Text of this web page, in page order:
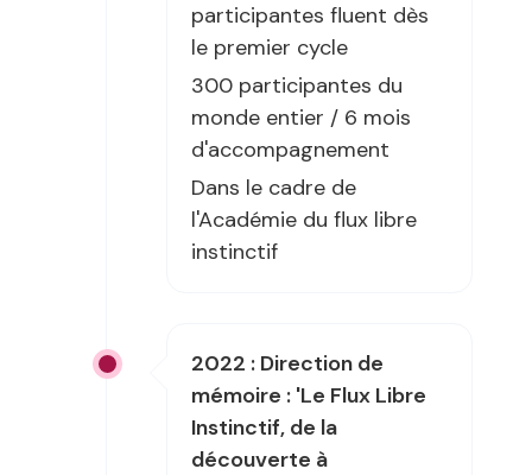
participantes fluent dès
le premier cycle
300 participantes du
monde entier / 6 mois
d'accompagnement
Dans le cadre de
l'Académie du flux libre
instinctif
2022 : Direction de
mémoire : 'Le Flux Libre
Instinctif, de la
découverte à